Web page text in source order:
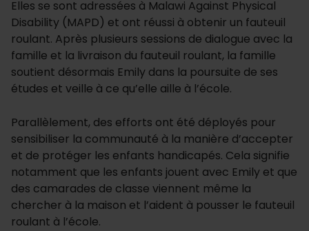
Elles se sont adressées à Malawi Against Physical
Disability (MAPD) et ont réussi à obtenir un fauteuil
roulant. Après plusieurs sessions de dialogue avec la
famille et la livraison du fauteuil roulant, la famille
soutient désormais Emily dans la poursuite de ses
études et veille à ce qu’elle aille à l’école.
Parallèlement, des efforts ont été déployés pour
sensibiliser la communauté à la manière d’accepter
et de protéger les enfants handicapés. Cela signifie
notamment que les enfants jouent avec Emily et que
des camarades de classe viennent même la
chercher à la maison et l’aident à pousser le fauteuil
roulant à l’école.